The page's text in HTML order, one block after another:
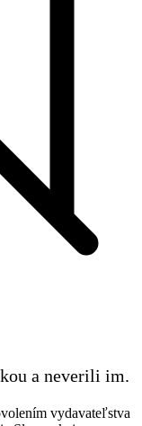
a neverili im.
vydavateľstva